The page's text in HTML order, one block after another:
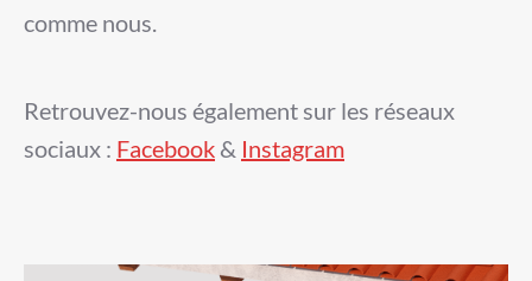
comme nous.
Retrouvez-nous également sur les réseaux
sociaux : Facebook & Instagram